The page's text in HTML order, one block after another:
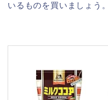
いるものを買いましょう。